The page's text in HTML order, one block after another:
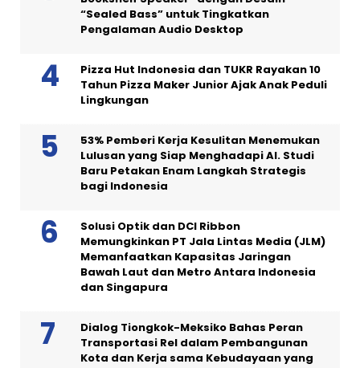
“Sealed Bass” untuk Tingkatkan
Pengalaman Audio Desktop
Pizza Hut Indonesia dan TUKR Rayakan 10
Tahun Pizza Maker Junior Ajak Anak Peduli
Lingkungan
53% Pemberi Kerja Kesulitan Menemukan
Lulusan yang Siap Menghadapi AI. Studi
Baru Petakan Enam Langkah Strategis
bagi Indonesia
Solusi Optik dan DCI Ribbon
Memungkinkan PT Jala Lintas Media (JLM)
Memanfaatkan Kapasitas Jaringan
Bawah Laut dan Metro Antara Indonesia
dan Singapura
Dialog Tiongkok-Meksiko Bahas Peran
Transportasi Rel dalam Pembangunan
Kota dan Kerja sama Kebudayaan yang